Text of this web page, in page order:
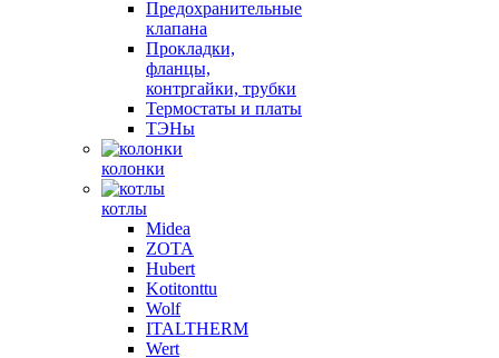
Предохранительные
клапана
Прокладки,
фланцы,
контргайки, трубки
Термостаты и платы
ТЭНы
колонки
котлы
Midea
ZOTA
Hubert
Kotitonttu
Wolf
ITALTHERM
Wert